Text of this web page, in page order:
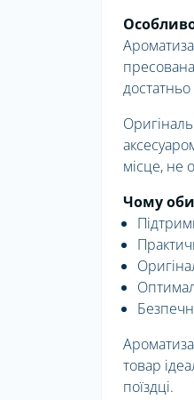
місце, не
Чому
товар
поїздці.